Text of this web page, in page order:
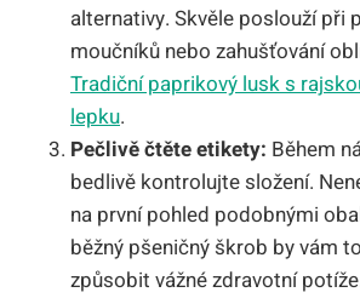
alternativy. Skvěle poslouží při
moučníků nebo zahušťování
Tradiční paprikový lusk s
lepku.
Pečlivě čtěte etikety: Během
bedlivě kontrolujte složení.
na první pohled podobnými
běžný pšeničný škrob by vám
způsobit vážné zdravotní